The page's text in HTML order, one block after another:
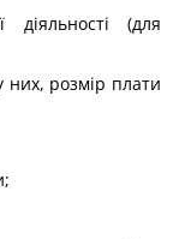
діяльності (для
них, розмір плати